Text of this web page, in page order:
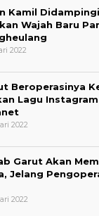
Kamil
Wajah Baru
2022
Beroperasinya
Lagu
2022
Garut Akan
Jelang
2022